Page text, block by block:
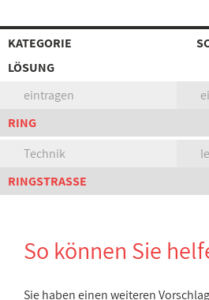
KATEGORIE
LÖSUNG
eintragen
RING
Technik
RINGSTRASSE
So können Sie
Sie haben einen weiteren